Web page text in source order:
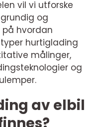
vil vi utforske
og
hvordan
hurtiglading
målinger,
og
av elbil